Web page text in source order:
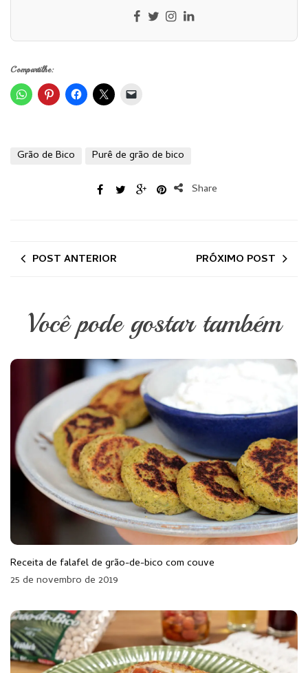
Compartilhe:
Grão de Bico Purê de grão de bico
Share
POST ANTERIOR PRÓXIMO POST
Você pode gostar também
Receita de falafel de grão-de-bico com couve
25 de novembro de 2019